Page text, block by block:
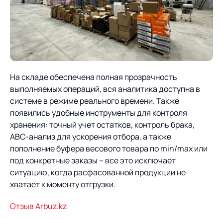
На складе обеспечена полная прозрачность
выполняемых операций, вся аналитика доступна в
системе в режиме реального времени. Также
появились удобные инструменты для контроля
хранения: точный учет остатков, контроль брака,
ABC-анализ для ускорения отбора, а также
пополнение буфера весового товара по min/max или
под конкретные заказы – все это исключает
ситуацию, когда расфасованной продукции не
хватает к моменту отгрузки.
Отзыв Arbuz.kz